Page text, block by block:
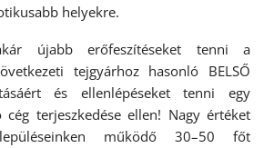
helyekre.
újabb erőfeszítéseket tenni a
tejgyárhoz hasonló BELSŐ
és ellenlépéseket tenni egy
terjeszkedése ellen! Nagy értéket
működő 30–50 főt